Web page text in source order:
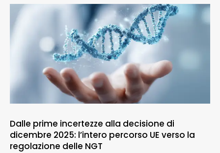
Dalle prime incertezze alla decisione di
dicembre 2025: l’intero percorso UE verso la
regolazione delle NGT